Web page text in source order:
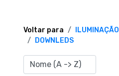
TERMOS E CONDIÇÕES
Voltar para ILUMINAÇÃO
DOWNLEDS